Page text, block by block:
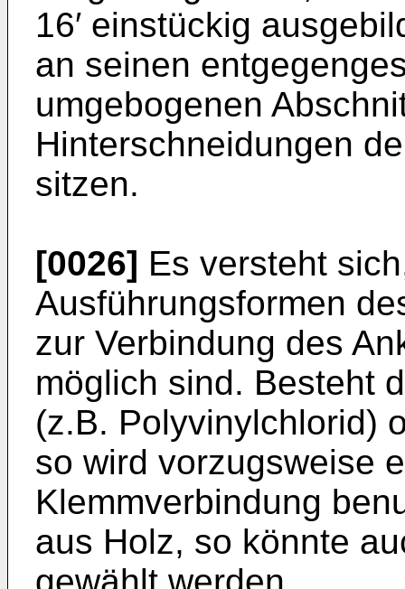
16′ einstückig
an seinen
umgebogenen
Hinterschneidungen
sitzen.
[0026] Es versteht
Ausführungsformen
zur Verbindung des
möglich sind. Besteht
(z.B. Polyvinylchlorid)
so wird vorzugsweise
Klemmverbindung
aus Holz, so könnte